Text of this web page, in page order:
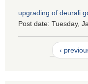
upgrading of deurali
Post date: Tuesday,
‹